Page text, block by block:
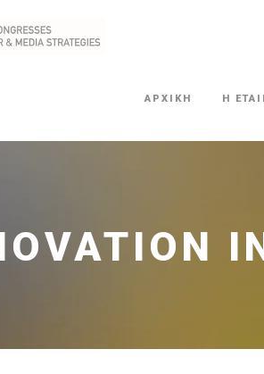
ΑΡΧΙΚΗ Η